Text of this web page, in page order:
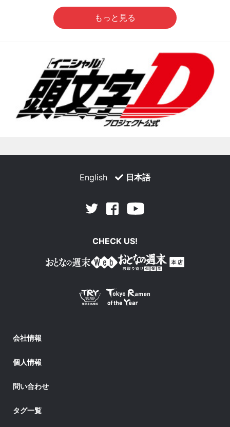
もっと見る
English 日本語
Twitter Facebook
CHECK US!
会社情報
個人情報
問い合わせ
タグ一覧